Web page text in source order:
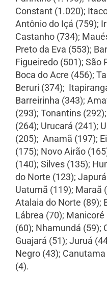
Constant (1.020);
Antônio do Içá (759);
Castanho (734);
Preto da Eva (553);
Figueiredo (501); São
Boca do Acre (456);
Beruri (374);
Barreirinha (343);
(293); Tonantins
(264); Urucará (241);
(205); Anamã (197);
(175); Novo Airão
(140); Silves (135);
do Norte (123);
Uatumã (119); Maraã
Atalaia do Norte (89);
Lábrea (70); Manicoré
(60); Nhamundá (59);
Guajará (51); Juruá
Negro (43);
(4).